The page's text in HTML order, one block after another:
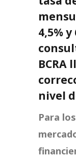
4,5%
BCRA
nivel
Para